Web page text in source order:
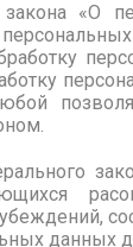
«О
данных